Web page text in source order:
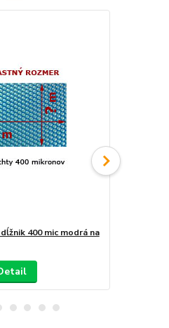
400 mic modrá na